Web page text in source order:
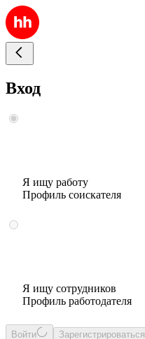
Вход
Я ищу работу
Профиль соискателя
Я ищу сотрудников
Профиль работодателя
Войти Зарегистрироваться